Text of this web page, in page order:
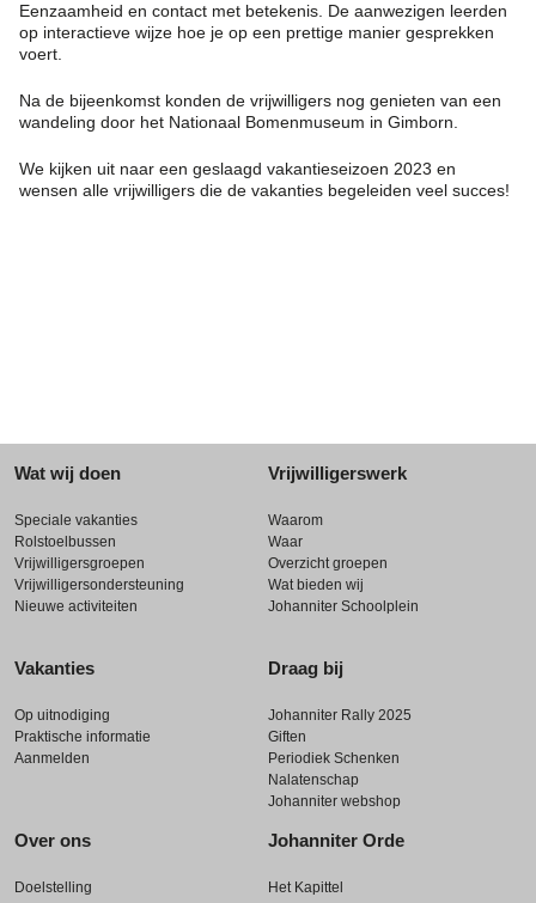
Eenzaamheid en contact met betekenis. De aanwezigen leerden
op interactieve wijze hoe je op een prettige manier gesprekken
voert.
Na de bijeenkomst konden de vrijwilligers nog genieten van een
wandeling door het Nationaal Bomenmuseum in Gimborn.
We kijken uit naar een geslaagd vakantieseizoen 2023 en
wensen alle vrijwilligers die de vakanties begeleiden veel succes!
Wat wij doen
Speciale vakanties
Rolstoelbussen
Vrijwilligersgroepen
Vrijwilligersondersteuning
Nieuwe activiteiten
Vakanties
Op uitnodiging
Praktische informatie
Aanmelden
Vrijwilligerswerk
Waarom
Waar
Overzicht groepen
Wat bieden wij
Johanniter Schoolplein
Draag bij
Johanniter Rally 2025
Giften
Periodiek Schenken
Nalatenschap
Johanniter webshop
Over ons
Doelstelling
Johanniter Orde
Het Kapittel